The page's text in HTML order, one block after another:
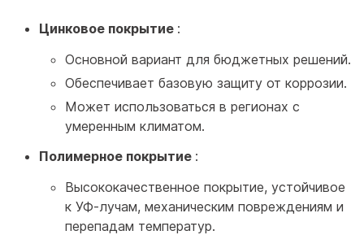
Цинковое покрытие :
Основной вариант для бюджетных решений.
Обеспечивает базовую защиту от коррозии.
Может использоваться в регионах с
умеренным климатом.
Полимерное покрытие :
Высококачественное покрытие, устойчивое
к УФ-лучам, механическим повреждениям и
перепадам температур.